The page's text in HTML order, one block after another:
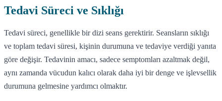
Tedavi Süreci ve Sıklığı
Tedavi süreci, genellikle bir dizi seans gerektirir. Seansların sıklığı
ve toplam tedavi süresi, kişinin durumuna ve tedaviye verdiği yanıta
göre değişir. Tedavinin amacı, sadece semptomları azaltmak değil,
aynı zamanda vücudun kalıcı olarak daha iyi bir denge ve işlevsellik
durumuna gelmesine yardımcı olmaktır.